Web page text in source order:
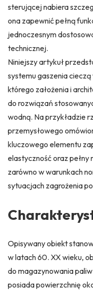
sterującej nabiera
ona zapewnić pełną
jednoczesnym
technicznej.
Niniejszy artykuł
systemu gaszenia
którego założenia i
do rozwiązań
wodną. Na przykładzie
przemysłowego
kluczowego elementu
elastyczność oraz pełny
zarówno w warunkach
sytuacjach zagrożenia
Opisywany obiekt
w latach 60. XX wieku,
do magazynowania
posiada powierzchnię